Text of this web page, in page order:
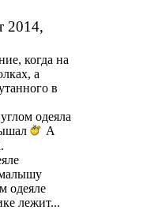
2014,
когда на
а
в
одеяла
А
малышу
одеяле
лежит...